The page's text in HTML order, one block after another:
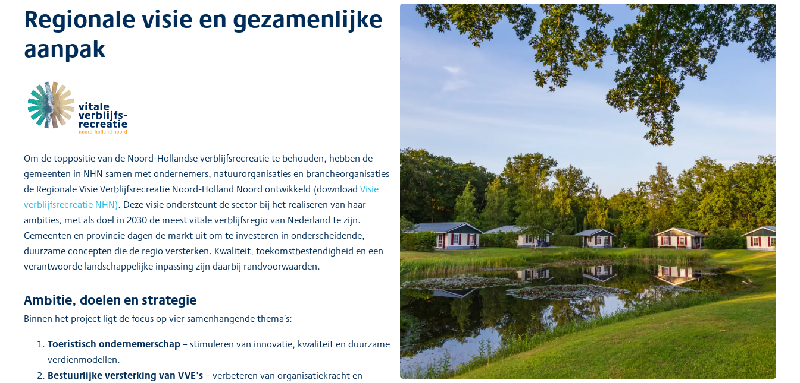
Regionale visie en gezamenlijke
aanpak
Om de toppositie van de Noord-Hollandse verblijfsrecreatie te behouden, hebben de
gemeenten in NHN samen met ondernemers, natuurorganisaties en brancheorganisaties
de Regionale Visie Verblijfsrecreatie Noord-Holland Noord ontwikkeld (download Visie
verblijfsrecreatie NHN). Deze visie ondersteunt de sector bij het realiseren van haar
ambities, met als doel in 2030 de meest vitale verblijfsregio van Nederland te zijn.
Gemeenten en provincie dagen de markt uit om te investeren in onderscheidende,
duurzame concepten die de regio versterken. Kwaliteit, toekomstbestendigheid en een
verantwoorde landschappelijke inpassing zijn daarbij randvoorwaarden.
Ambitie, doelen en strategie
Binnen het project ligt de focus op vier samenhangende thema’s:
Toeristisch ondernemerschap– stimuleren van innovatie, kwaliteit en duurzame
verdienmodellen.
Bestuurlijke versterking van VVE’s– verbeteren van organisatiekracht en